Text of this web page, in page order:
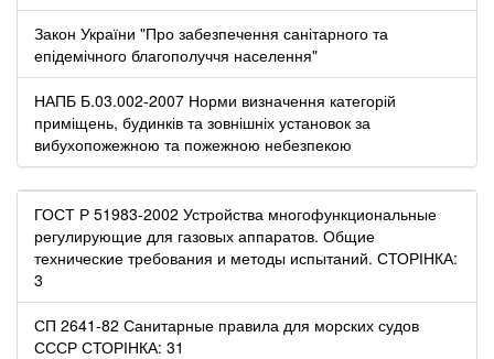
Закон України "Про забезпечення санітарного та
епідемічного благополуччя населення"
НАПБ Б.03.002-2007 Норми визначення категорій
приміщень, будинків та зовнішніх установок за
вибухопожежною та пожежною небезпекою
ГОСТ Р 51983-2002 Устройства многофункциональные
регулирующие для газовых аппаратов. Общие
технические требования и методы испытаний. СТОРІНКА:
3
СП 2641-82 Санитарные правила для морских судов
СССР СТОРІНКА: 31